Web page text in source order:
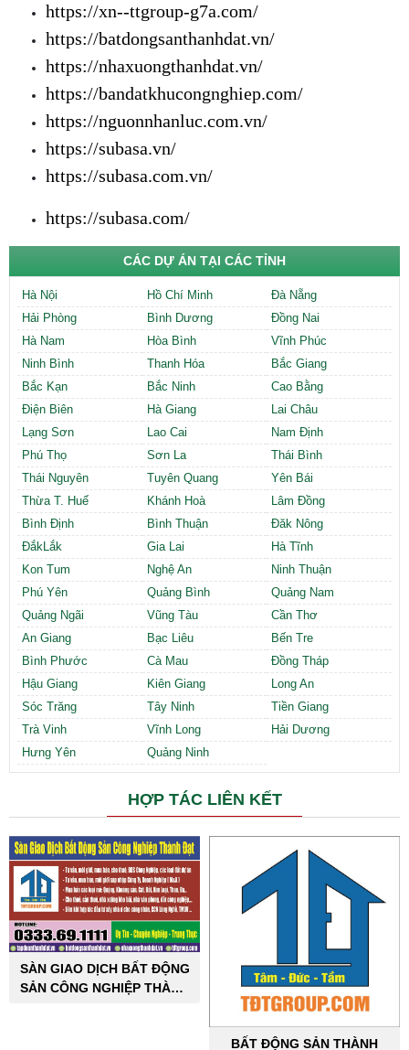
https://xn--ttgroup-g7a.com/
https://batdongsanthanhdat.vn/
https://nhaxuongthanhdat.vn/
https://bandatkhucongnghiep.com/
https://nguonnhanluc.com.vn/
https://subasa.vn/
https://subasa.com.vn/
https://subasa.com/
CÁC DỰ ÁN TẠI CÁC TỈNH
Hà Nội Hồ Chí Minh
Đà Nẵng
Hải Phòng
Bình Dương
Đồng Nai
Hà Nam
Hòa Bình
Vĩnh Phúc
Ninh Bình
Thanh Hóa
Bắc Giang
Bắc Kạn
Bắc Ninh
Cao Bằng
Điện Biên
Hà Giang
Lai Châu
Lạng Sơn
Lao Cai
Nam Định
Phú Thọ
Sơn La
Thái Bình
Thái Nguyên
Tuyên Quang
Yên Bái
Thừa T. Huế
Khánh Hoà
Lâm Đồng
Bình Định
Bình Thuận
Đăk Nông
ĐắkLắk
Gia Lai
Hà Tĩnh
Kon Tum
Nghệ An
Ninh Thuận
Phú Yên
Quảng Bình
Quảng Nam
Quảng Ngãi
Vũng Tàu
Cần Thơ
An Giang
Bạc Liêu
Bến Tre
Bình Phước
Cà Mau
Đồng Tháp
Hậu Giang
Kiên Giang
Long An
Sóc Trăng
Tây Ninh
Tiền Giang
Trà Vinh
Vĩnh Long
Hải Dương
Hưng Yên
Quảng Ninh
HỢP TÁC LIÊN KẾT
SÀN GIAO DỊCH BẤT ĐỘNG
SẢN CÔNG NGHIỆP THÀNH
BẤT ĐỘNG SẢN THÀNH